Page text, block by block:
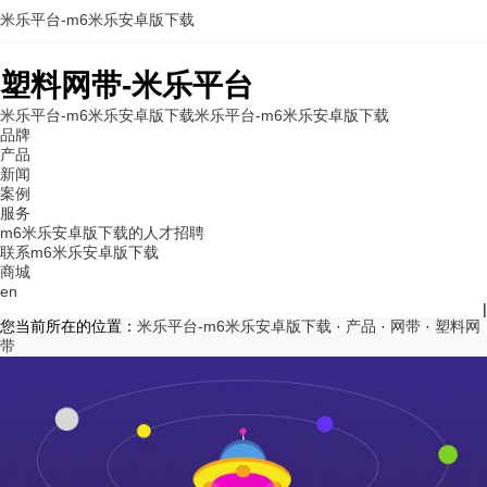
塑料网带-米乐平台
米乐平台-m6米乐安卓版下载米乐平台-m6米乐安卓版下载
品牌
产品
新闻
案例
服务
m6米乐安卓版下载的人才招聘
联系m6米乐安卓版下载
商城
en
|
米乐平台-m6米乐安卓版下载
您当前所在的位置： 米乐平台-m6米乐安卓版下载 · 产品 · 网带 · 塑料网
带